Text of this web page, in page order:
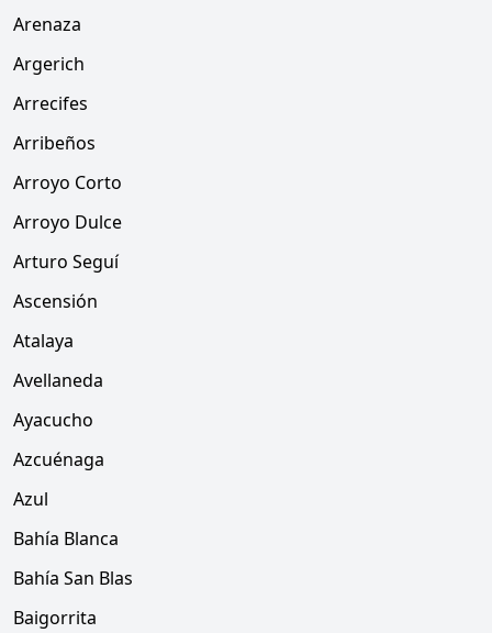
Arenaza
Argerich
Arrecifes
Arribeños
Arroyo Corto
Arroyo Dulce
Arturo Seguí
Ascensión
Atalaya
Avellaneda
Ayacucho
Azcuénaga
Azul
Bahía Blanca
Bahía San Blas
Baigorrita